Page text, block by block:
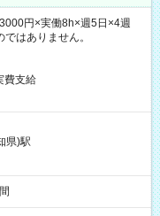
円×実働8h×週5日×4週
はありません。
費支給
県)駅